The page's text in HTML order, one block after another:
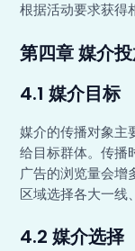
根据活动要求获得
第四章 媒介
4.1 媒介目标
媒介的传播对象主
给目标群体。传播
广告的浏览量会增
区域选择各大一线
4.2 媒介选择